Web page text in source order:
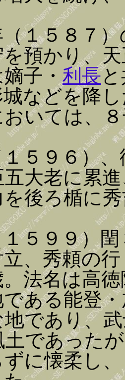
１５８７）
預かり、
子・利長と
などを降
おいては、
５９６）
大老に累
後ろ楯に
５９９）
、秀頼の
法名は高
ある能登
であり、
土であった
に懐柔し